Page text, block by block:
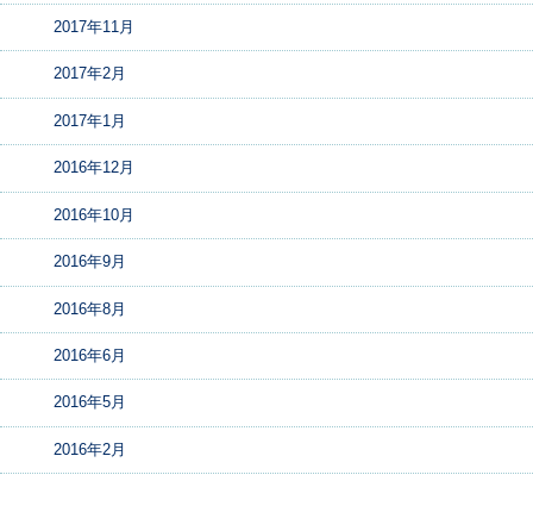
2017年11月
2017年2月
2017年1月
2016年12月
2016年10月
2016年9月
2016年8月
2016年6月
2016年5月
2016年2月